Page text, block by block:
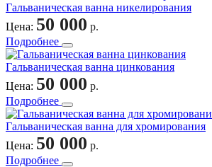
Гальваническая ванна никелирования
Цена: 50 000 р.
Подробнее
Гальваническая ванна цинкования
Цена: 50 000 р.
Подробнее
Гальваническая ванна для хромирования
Цена: 50 000 р.
Подробнее